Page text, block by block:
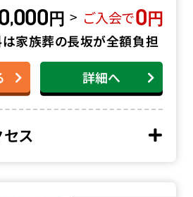
,000円 > ご入会で0円
家族葬の長坂が全額負担
詳細へ
セス